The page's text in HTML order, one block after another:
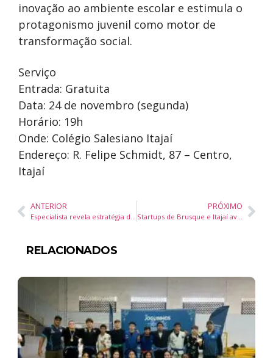
inovação ao ambiente escolar e estimula o
protagonismo juvenil como motor de
transformação social.
Serviço
Entrada: Gratuita
Data: 24 de novembro (segunda)
Horário: 19h
Onde: Colégio Salesiano Itajaí
Endereço: R. Felipe Schmidt, 87 – Centro,
Itajaí
ANTERIOR
Especialista revela estratégia de capital para blindar patrimônio em ano eleitoral
PRÓXIMO
Startups de Brusque e Itajaí avançam ao Super Pitch Day do Programa NASCER e representam a região em Florianópolis
RELACIONADOS